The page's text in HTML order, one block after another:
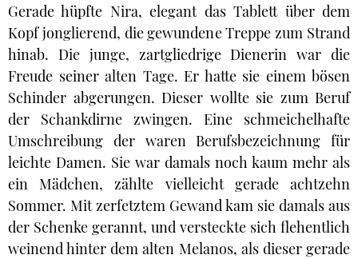
Gerade hüpfte Nira, elegant das Tablett über dem
Kopf jonglierend, die gewundene Treppe zum Strand
hinab. Die junge, zartgliedrige Dienerin war die
Freude seiner alten Tage. Er hatte sie einem bösen
Schinder abgerungen. Dieser wollte sie zum Beruf
der Schankdirne zwingen. Eine schmeichelhafte
Umschreibung der waren Berufsbezeichnung für
leichte Damen. Sie war damals noch kaum mehr als
ein Mädchen, zählte vielleicht gerade achtzehn
Sommer. Mit zerfetztem Gewand kam sie damals aus
der Schenke gerannt, und versteckte sich flehentlich
weinend hinter dem alten Melanos, als dieser gerade